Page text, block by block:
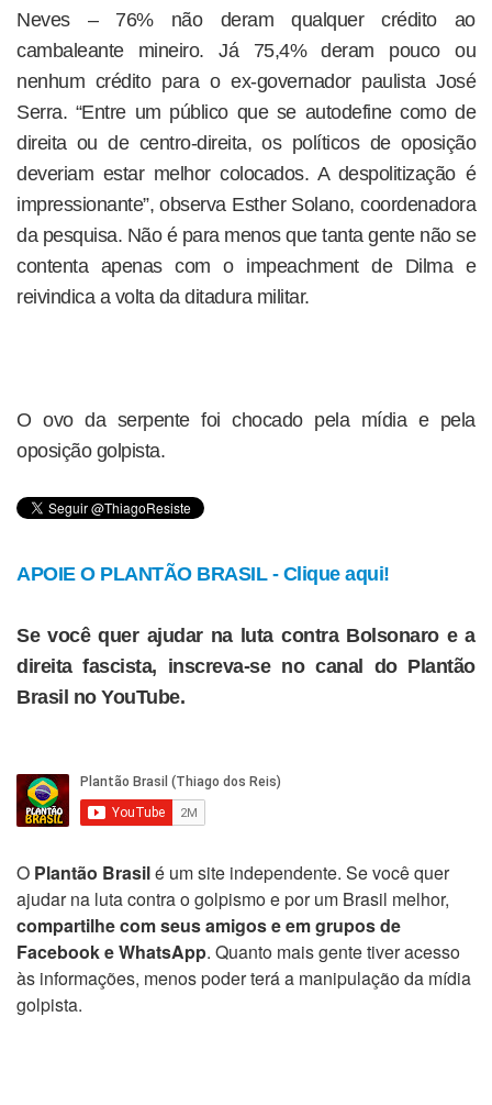
Neves – 76% não deram qualquer crédito ao
cambaleante mineiro. Já 75,4% deram pouco ou
nenhum crédito para o ex-governador paulista José
Serra. “Entre um público que se autodefine como de
direita ou de centro-direita, os políticos de oposição
deveriam estar melhor colocados. A despolitização é
impressionante”, observa Esther Solano, coordenadora
da pesquisa. Não é para menos que tanta gente não se
contenta apenas com o impeachment de Dilma e
reivindica a volta da ditadura militar.
O ovo da serpente foi chocado pela mídia e pela
oposição golpista.
APOIE O PLANTÃO BRASIL - Clique aqui!
Se você quer ajudar na luta contra Bolsonaro e a
direita fascista, inscreva-se no canal do Plantão
Brasil no YouTube.
O Plantão Brasilé um site independente. Se você quer
ajudar na luta contra o golpismo e por um Brasil melhor,
compartilhe com seus amigos e em grupos de
Facebook e WhatsApp. Quanto mais gente tiver acesso
às informações, menos poder terá a manipulação da mídia
golpista.